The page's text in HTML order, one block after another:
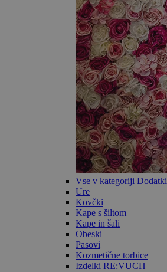
Vse v kategoriji Dodatki
Ure
Kovčki
Kape s šiltom
Kape in šali
Obeski
Pasovi
Kozmetične torbice
Izdelki RE:VUCH